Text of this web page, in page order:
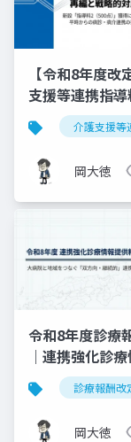
【令和8年度改
支援等連携指
編と戦略的対
料2（500点）
理
介護支援等
岡大徳
令和8年度診療
｜連携強化診
供料の見直しを
解説
診療報酬改
岡大徳